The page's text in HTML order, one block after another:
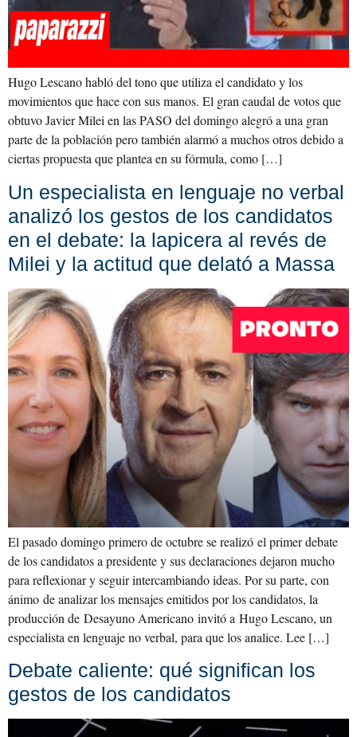
Hugo Lescano habló del tono que utiliza el candidato y los
movimientos que hace con sus manos. El gran caudal de votos que
obtuvo Javier Milei en las PASO del domingo alegró a una gran
parte de la población pero también alarmó a muchos otros debido a
ciertas propuesta que plantea en su fórmula, como […]
Un especialista en lenguaje no verbal
analizó los gestos de los candidatos
en el debate: la lapicera al revés de
Milei y la actitud que delató a Massa
El pasado domingo primero de octubre se realizó el primer debate
de los candidatos a presidente y sus declaraciones dejaron mucho
para reflexionar y seguir intercambiando ideas. Por su parte, con
ánimo de analizar los mensajes emitidos por los candidatos, la
producción de Desayuno Americano invitó a Hugo Lescano, un
especialista en lenguaje no verbal, para que los analice. Lee […]
Debate caliente: qué significan los
gestos de los candidatos